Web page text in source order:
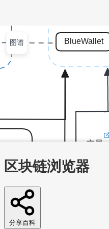
文章 视频 课程 集训营
首页文章视频
工作
图谱